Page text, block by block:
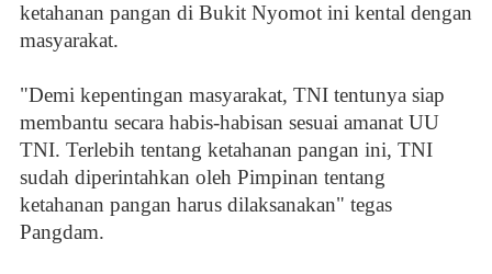
ketahanan pangan di Bukit Nyomot ini kental dengan
masyarakat.
"Demi kepentingan masyarakat, TNI tentunya siap
membantu secara habis-habisan sesuai amanat UU
TNI. Terlebih tentang ketahanan pangan ini, TNI
sudah diperintahkan oleh Pimpinan tentang
ketahanan pangan harus dilaksanakan" tegas
Pangdam.